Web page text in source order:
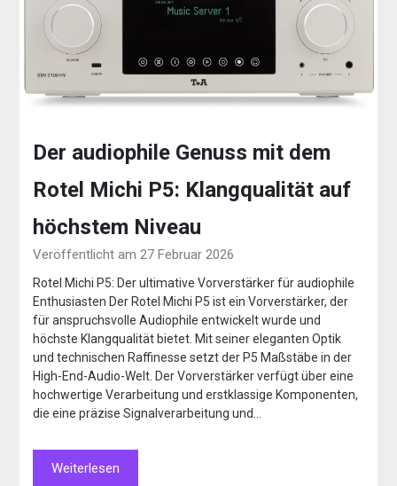
Der audiophile Genuss mit dem
Rotel Michi P5: Klangqualität auf
höchstem Niveau
Veröffentlicht am 27 Februar 2026
Rotel Michi P5: Der ultimative Vorverstärker für audiophile
Enthusiasten Der Rotel Michi P5 ist ein Vorverstärker, der
für anspruchsvolle Audiophile entwickelt wurde und
höchste Klangqualität bietet. Mit seiner eleganten Optik
und technischen Raffinesse setzt der P5 Maßstäbe in der
High-End-Audio-Welt. Der Vorverstärker verfügt über eine
hochwertige Verarbeitung und erstklassige Komponenten,
die eine präzise Signalverarbeitung und…
Weiterlesen